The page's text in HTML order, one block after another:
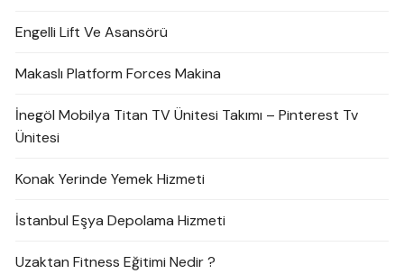
Engelli Lift Ve Asansörü
Makaslı Platform Forces Makina
İnegöl Mobilya Titan TV Ünitesi Takımı – Pinterest Tv
Ünitesi
Konak Yerinde Yemek Hizmeti
İstanbul Eşya Depolama Hizmeti
Uzaktan Fitness Eğitimi Nedir ?